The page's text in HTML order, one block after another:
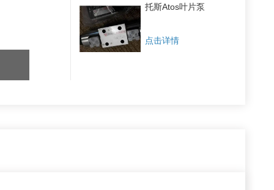
托斯Atos叶片泵
点击详情